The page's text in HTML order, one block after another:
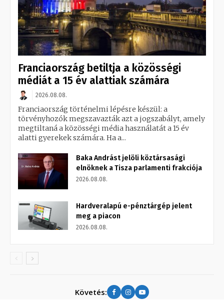
Franciaország betiltja a közösségi
médiát a 15 év alattiak számára
2026.08.08.
Franciaország történelmi lépésre készül: a
törvényhozók megszavazták azt a jogszabályt, amely
megtiltaná a közösségi média használatát a 15 év
alatti gyerekek számára. Ha a...
Baka Andrást jelöli köztársasági
elnöknek a Tisza parlamenti frakciója
2026.08.08.
Hardveralapú e-pénztárgép jelent
meg a piacon
2026.08.08.
Követés: